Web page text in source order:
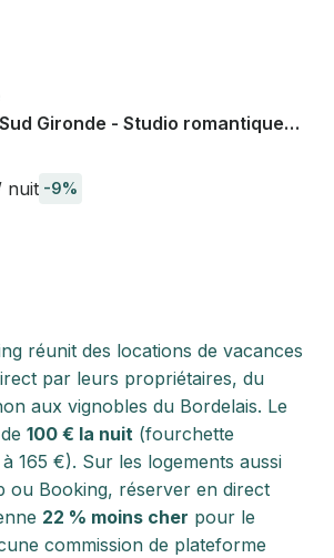
Gironde - Studio romantique
Bordeaux
nuit -9%
réunit des locations de vacances
par leurs propriétaires, du
aux vignobles du Bordelais. Le
100 € la nuit (fourchette
165 €). Sur les logements aussi
ou Booking, réserver en direct
22 % moins cher pour le
commission de plateforme